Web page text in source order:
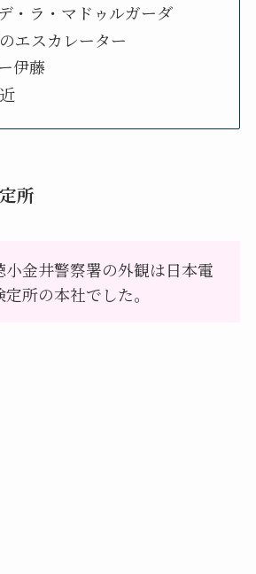
・ラ・マドゥルガーダ
エスカレーター
伊藤
所
小金井警察署の外観は日本電
所の本社でした。